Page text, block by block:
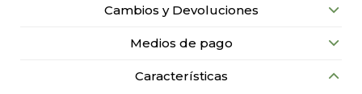
Cambios y Devoluciones
Medios de pago
Características